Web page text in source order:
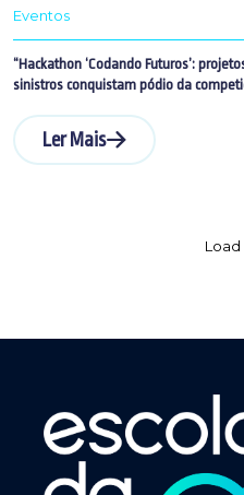
Eventos
“Hackathon ‘Codando Futuros’:
sinistros conquistam pódio da
Ler Mais